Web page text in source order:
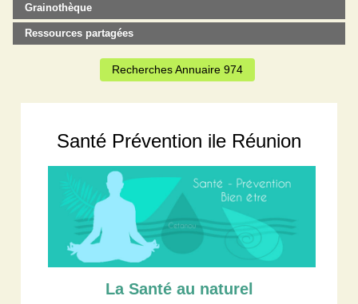
Grainothèque
Ressources partagées
Recherches Annuaire 974
Santé Prévention ile Réunion
La Santé au naturel